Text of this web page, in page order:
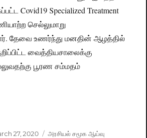
Covid19 Specialized Treatment
செல்லுமாறு
தேவை உணர்ந்து மனதின் ஆழத்தில்
வைத்தியசாலைக்கு
பூரண சம்மதம்
27, 2020 Categories
அரசியல் சமூக ஆய்வு